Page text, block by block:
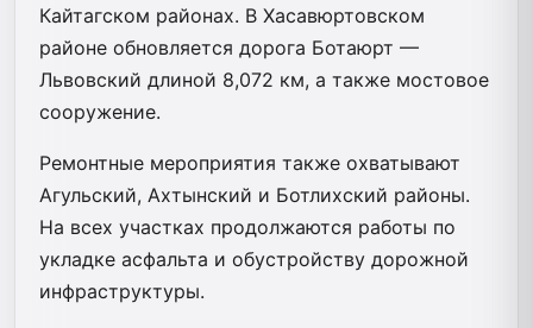
Кайтагском районах. В Хасавюртовском
районе обновляется дорога Ботаюрт —
Львовский длиной 8,072 км, а также мостовое
сооружение.
Ремонтные мероприятия также охватывают
Агульский, Ахтынский и Ботлихский районы.
На всех участках продолжаются работы по
укладке асфальта и обустройству дорожной
инфраструктуры.